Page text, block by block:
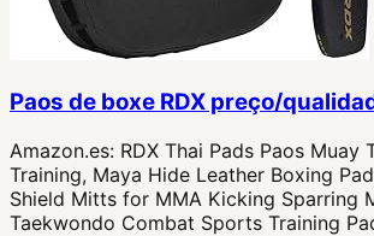
Paos de boxe RDX preço/
Amazon.es: RDX Thai Pads Paos Muay
Training, Maya Hide Leather Boxing
Shield Mitts for MMA Kicking Sparring
Taekwondo Combat Sports Training